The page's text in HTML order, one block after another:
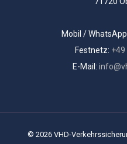
Mobil /
Festnetz:
E-Mail:
© 2026 VHD-